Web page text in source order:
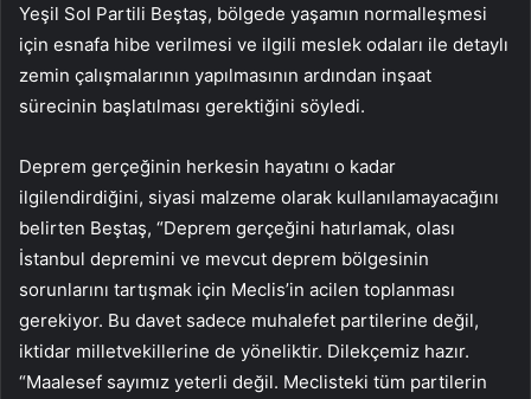
Yeşil Sol Partili Beştaş, bölgede yaşamın normalleşmesi
için esnafa hibe verilmesi ve ilgili meslek odaları ile detaylı
zemin çalışmalarının yapılmasının ardından inşaat
sürecinin başlatılması gerektiğini söyledi.
Deprem gerçeğinin herkesin hayatını o kadar
ilgilendirdiğini, siyasi malzeme olarak kullanılamayacağını
belirten Beştaş, “Deprem gerçeğini hatırlamak, olası
İstanbul depremini ve mevcut deprem bölgesinin
sorunlarını tartışmak için Meclis’in acilen toplanması
gerekiyor. Bu davet sadece muhalefet partilerine değil,
iktidar milletvekillerine de yöneliktir. Dilekçemiz hazır.
“Maalesef sayımız yeterli değil. Meclisteki tüm partilerin